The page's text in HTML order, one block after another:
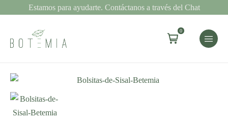
Estamos para ayudarte. Contáctanos a través del Chat
0
Saquito
de
Sisal